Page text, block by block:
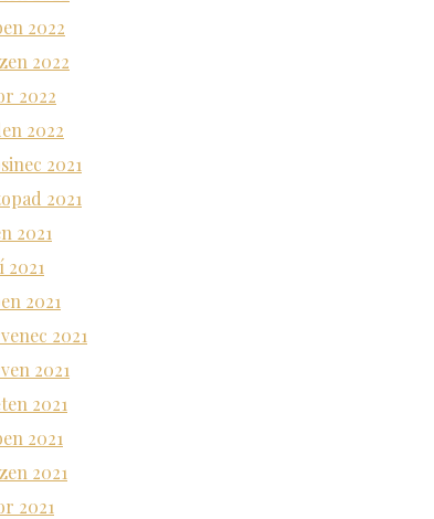
2022
2022
2022
2022
2021
2021
2021
2021
2021
2021
2021
2021
2021
2021
2021